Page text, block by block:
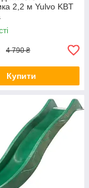
2,2 м Yulvo KBT
4 790 ₴
Купити